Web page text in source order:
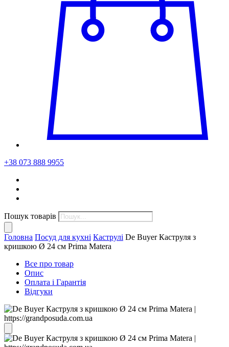
+38 073 888 9955
Пошук товарів
Головна Посуд для кухні Каструлі De Buyer Каструля з
кришкою Ø 24 см Prima Matera
Все про товар
Опис
Оплата і Гарантія
Відгуки